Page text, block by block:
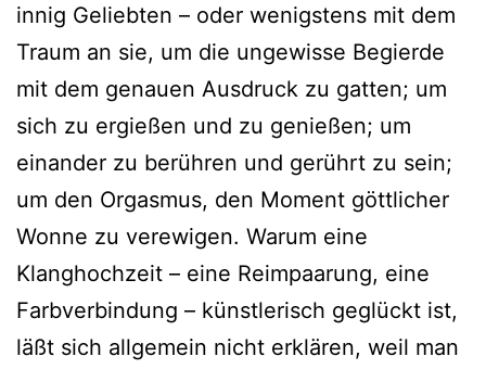
innig Geliebten – oder wenigstens mit dem
Traum an sie, um die ungewisse Begierde
mit dem genauen Ausdruck zu gatten; um
sich zu ergießen und zu genießen; um
einander zu berühren und gerührt zu sein;
um den Orgasmus, den Moment göttlicher
Wonne zu verewigen. Warum eine
Klanghochzeit – eine Reimpaarung, eine
Farbverbindung – künstlerisch geglückt ist,
läßt sich allgemein nicht erklären, weil man